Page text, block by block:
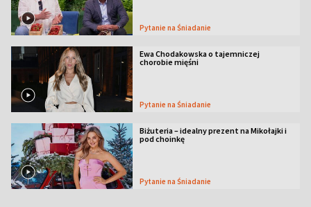
Pytanie na Śniadanie
Ewa Chodakowska o tajemniczej
chorobie mięśni
Pytanie na Śniadanie
Biżuteria – idealny prezent na Mikołajki i
pod choinkę
Pytanie na Śniadanie